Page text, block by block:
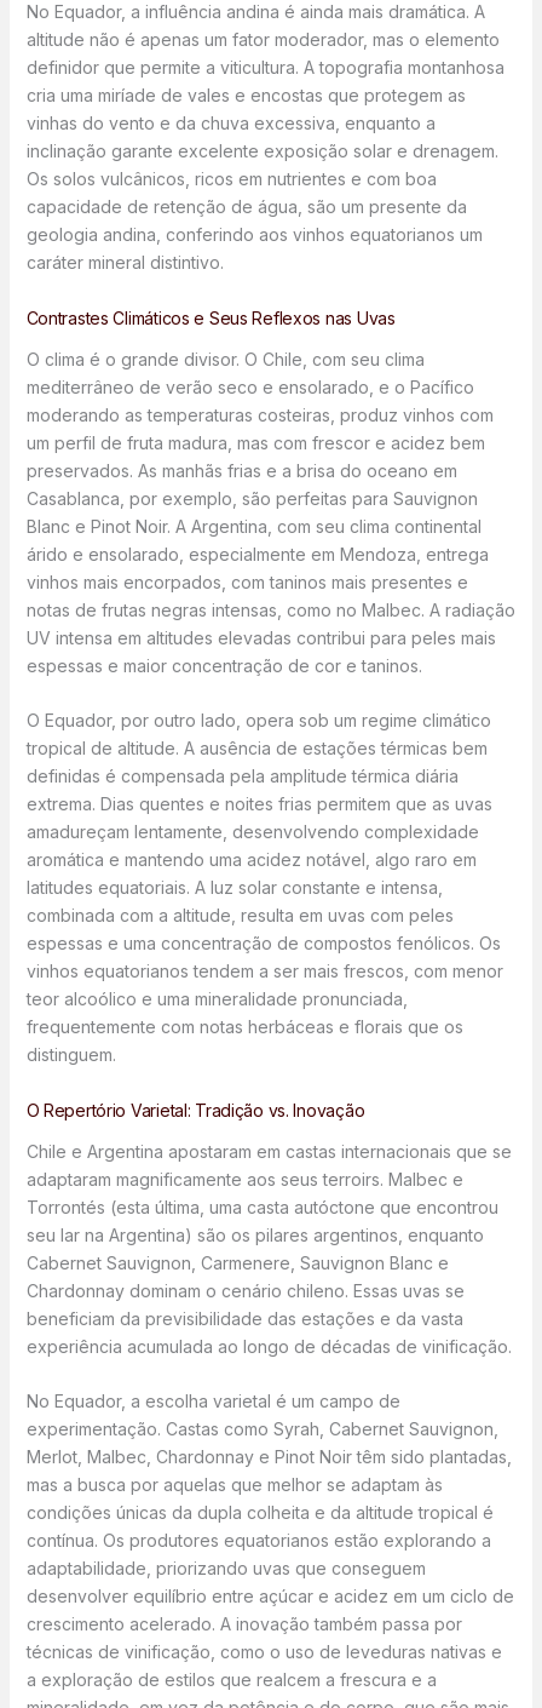
No Equador, a influência andina é ainda mais dramática. A
altitude não é apenas um fator moderador, mas o elemento
definidor que permite a viticultura. A topografia montanhosa
cria uma miríade de vales e encostas que protegem as
vinhas do vento e da chuva excessiva, enquanto a
inclinação garante excelente exposição solar e drenagem.
Os solos vulcânicos, ricos em nutrientes e com boa
capacidade de retenção de água, são um presente da
geologia andina, conferindo aos vinhos equatorianos um
caráter mineral distintivo.
Contrastes Climáticos e Seus Reflexos nas Uvas
O clima é o grande divisor. O Chile, com seu clima
mediterrâneo de verão seco e ensolarado, e o Pacífico
moderando as temperaturas costeiras, produz vinhos com
um perfil de fruta madura, mas com frescor e acidez bem
preservados. As manhãs frias e a brisa do oceano em
Casablanca, por exemplo, são perfeitas para Sauvignon
Blanc e Pinot Noir. A Argentina, com seu clima continental
árido e ensolarado, especialmente em Mendoza, entrega
vinhos mais encorpados, com taninos mais presentes e
notas de frutas negras intensas, como no Malbec. A radiação
UV intensa em altitudes elevadas contribui para peles mais
espessas e maior concentração de cor e taninos.
O Equador, por outro lado, opera sob um regime climático
tropical de altitude. A ausência de estações térmicas bem
definidas é compensada pela amplitude térmica diária
extrema. Dias quentes e noites frias permitem que as uvas
amadureçam lentamente, desenvolvendo complexidade
aromática e mantendo uma acidez notável, algo raro em
latitudes equatoriais. A luz solar constante e intensa,
combinada com a altitude, resulta em uvas com peles
espessas e uma concentração de compostos fenólicos. Os
vinhos equatorianos tendem a ser mais frescos, com menor
teor alcoólico e uma mineralidade pronunciada,
frequentemente com notas herbáceas e florais que os
distinguem.
O Repertório Varietal: Tradição vs. Inovação
Chile e Argentina apostaram em castas internacionais que se
adaptaram magnificamente aos seus terroirs. Malbec e
Torrontés (esta última, uma casta autóctone que encontrou
seu lar na Argentina) são os pilares argentinos, enquanto
Cabernet Sauvignon, Carmenere, Sauvignon Blanc e
Chardonnay dominam o cenário chileno. Essas uvas se
beneficiam da previsibilidade das estações e da vasta
experiência acumulada ao longo de décadas de vinificação.
No Equador, a escolha varietal é um campo de
experimentação. Castas como Syrah, Cabernet Sauvignon,
Merlot, Malbec, Chardonnay e Pinot Noir têm sido plantadas,
mas a busca por aquelas que melhor se adaptam às
condições únicas da dupla colheita e da altitude tropical é
contínua. Os produtores equatorianos estão explorando a
adaptabilidade, priorizando uvas que conseguem
desenvolver equilíbrio entre açúcar e acidez em um ciclo de
crescimento acelerado. A inovação também passa por
técnicas de vinificação, como o uso de leveduras nativas e
a exploração de estilos que realcem a frescura e a